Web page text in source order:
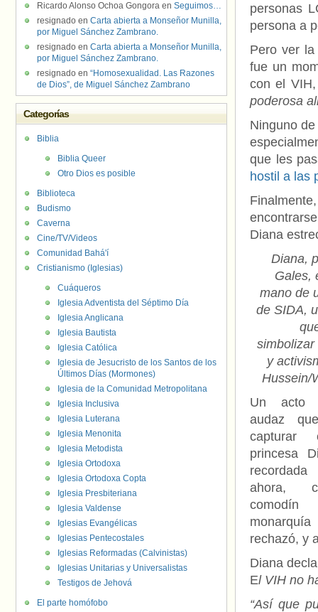
personas
persona a
Pero ver
fue un
con el
poderosa
Ninguno
que les
hostil a las
Diana
Diana,
Gales,
mano de
de SIDA,
simbolizar
y
Hussein/
Un acto
audaz
capturar
princesa
ahora,
rechazó, y
Diana
El VIH no
“Así que
Ricardo Alonso Ochoa Gongora en Seguimos…
resignado en Carta abierta a Monseñor Munilla,
por Miguel Sánchez Zambrano.
resignado en Carta abierta a Monseñor Munilla,
por Miguel Sánchez Zambrano.
resignado en “Homosexualidad. Las Razones
de Dios”, de Miguel Sánchez Zambrano
Categorías
Biblia
Biblia Queer
Otro Dios es posible
Biblioteca
Budismo
Caverna
Cine/TV/Videos
Comunidad Bahá'í
Cristianismo (Iglesias)
Cuáqueros
Iglesia Adventista del Séptimo Día
Iglesia Anglicana
Iglesia Bautista
Iglesia Católica
Iglesia de Jesucristo de los Santos de los
Últimos Días (Mormones)
Iglesia de la Comunidad Metropolitana
Iglesia Inclusiva
Iglesia Luterana
Iglesia Menonita
Iglesia Metodista
Iglesia Ortodoxa
Iglesia Ortodoxa Copta
Iglesia Presbiteriana
Iglesia Valdense
Iglesias Evangélicas
Iglesias Pentecostales
Iglesias Reformadas (Calvinistas)
Iglesias Unitarias y Universalistas
Testigos de Jehová
El parte homófobo